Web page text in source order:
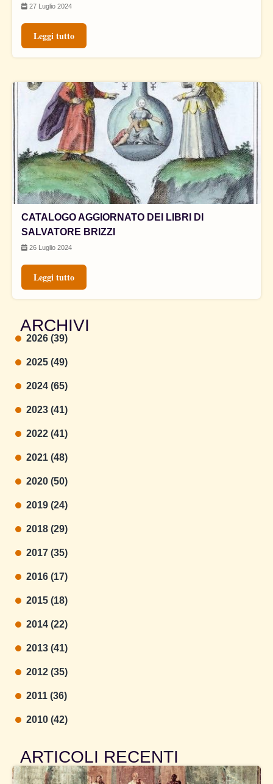
27 Luglio 2024
Leggi tutto
CATALOGO AGGIORNATO DEI LIBRI DI
SALVATORE BRIZZI
26 Luglio 2024
Leggi tutto
ARCHIVI
2026 (39)
2025 (49)
2024 (65)
2023 (41)
2022 (41)
2021 (48)
2020 (50)
2019 (24)
2018 (29)
2017 (35)
2016 (17)
2015 (18)
2014 (22)
2013 (41)
2012 (35)
2011 (36)
2010 (42)
ARTICOLI RECENTI